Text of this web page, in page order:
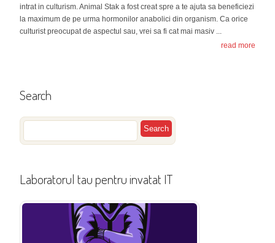
intrat in culturism. Animal Stak a fost creat spre a te ajuta sa beneficiezi
la maximum de pe urma hormonilor anabolici din organism. Ca orice
culturist preocupat de aspectul sau, vrei sa fi cat mai masiv ...
read more
Search
Laboratorul tau pentru invatat IT